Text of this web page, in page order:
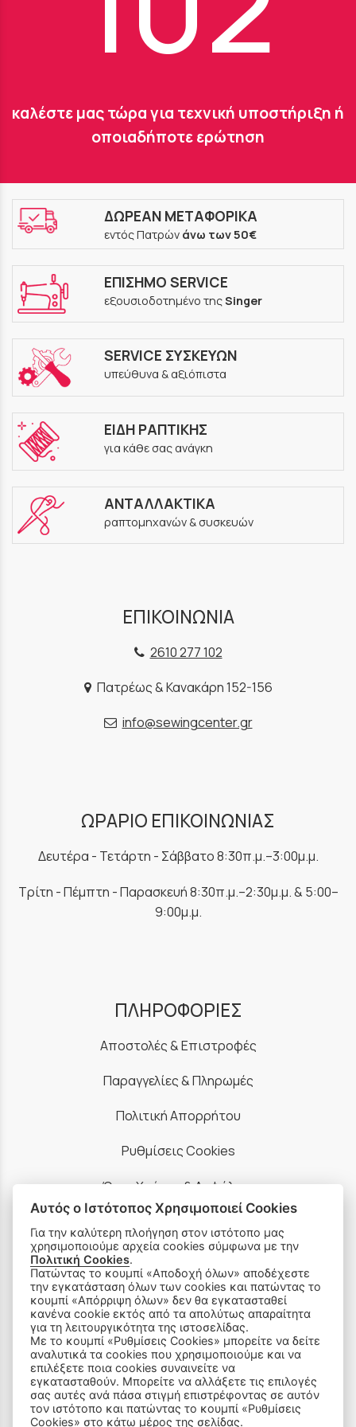
καλέστε μας τώρα για τεχνική υποστήριξη ή
οποιαδήποτε ερώτηση
ΔΩΡΕΑΝ ΜΕΤΑΦΟΡΙΚΑ
εντός Πατρών άνω των 50€
ΕΠΙΣΗΜΟ SERVICE
εξουσιοδοτημένο τηςSinger
SERVICE ΣΥΣΚΕΥΩΝ
υπεύθυνα & αξιόπιστα
ΕΙΔΗ ΡΑΠΤΙΚΗΣ
για κάθε σας ανάγκη
ΑΝΤΑΛΛΑΚΤΙΚΑ
ραπτομηχανών & συσκευών
ΕΠΙΚΟΙΝΩΝΙΑ
2610 277 102
Πατρέως & Κανακάρη 152-156
info@sewingcenter.gr
ΩΡΑΡΙΟ ΕΠΙΚΟΙΝΩΝΙΑΣ
Δευτέρα - Τετάρτη - Σάββατο 8:30π.μ.–3:00μ.μ.
Τρίτη - Πέμπτη - Παρασκευή 8:30π.μ.–2:30μ.μ. & 5:00–
9:00μ.μ.
ΠΛΗΡΟΦΟΡΙΕΣ
Αποστολές & Επιστροφές
Παραγγελίες & Πληρωμές
Πολιτική Απορρήτου
Ρυθμίσεις Cookies
Όροι Χρήσης & Ασφάλεια
ΠΡΟΪΟΝΤΑ
Ραπτομηχανές
Οικιακός Εξοπλισμός
Είδη Ραπτικής
Αυτός ο Ιστότοπος Χρησιμοποιεί Cookies
Για την καλύτερη πλοήγηση στον ιστότοπο μας
χρησιμοποιούμε αρχεία cookies σύμφωνα με την
Πολιτική Cookies.
Πατώντας το κουμπί «Αποδοχή όλων» αποδέχεστε
την εγκατάσταση όλων των cookies και πατώντας το
κουμπί «Απόρριψη όλων» δεν θα εγκατασταθεί
κανένα cookie εκτός από τα απολύτως απαραίτητα
για τη λειτουργικότητα της ιστοσελίδας.
Με το κουμπί «Ρυθμίσεις Cookies» μπορείτε να δείτε
αναλυτικά τα cookies που χρησιμοποιούμε και να
επιλέξετε ποια cookies συναινείτε να
εγκατασταθούν. Μπορείτε να αλλάξετε τις επιλογές
σας αυτές ανά πάσα στιγμή επιστρέφοντας σε αυτόν
τον ιστότοπο και πατώντας το κουμπί «Ρυθμίσεις
Cookies» στο κάτω μέρος της σελίδας.